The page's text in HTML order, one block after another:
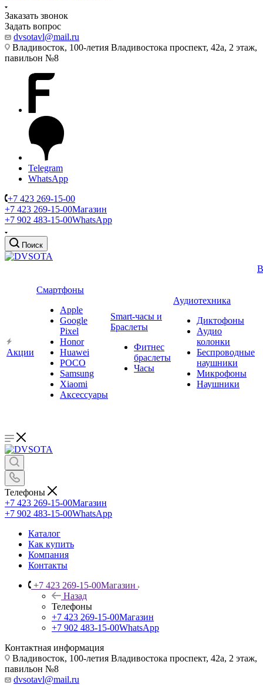
Заказать звонок
Задать вопрос
dvsotavl@mail.ru
Владивосток, 100-летия Владивостока проспект, 42а, 2 этаж,
павильон №8
Telegram
WhatsApp
+7 423 269-15-00
+7 423 269-15-00Магазин
+7 902 483-15-00WhatsApp
Поиск
Акции
Смартфоны
Apple
Google
Pixel
Honor
Huawei
POCO
Samsung
Xiaomi
Аксессуары
Smart-часы и
Браслеты
Фитнес
браслеты
Часы
Аудиотехника
Диктофоны
Аудио
колонки
Беспроводные
наушники
Микрофоны
Наушники
Телефоны
+7 423 269-15-00Магазин
+7 902 483-15-00WhatsApp
Каталог
Как купить
Компания
Контакты
+7 423 269-15-00Магазин
Назад
Телефоны
+7 423 269-15-00Магазин
+7 902 483-15-00WhatsApp
Контактная информация
Владивосток, 100-летия Владивостока проспект, 42а, 2 этаж,
павильон №8
dvsotavl@mail.ru